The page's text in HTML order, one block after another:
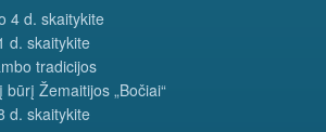
4 d. skaitykite
d. skaitykite
tradicijos
Žemaitijos „Bočiai“
d. skaitykite